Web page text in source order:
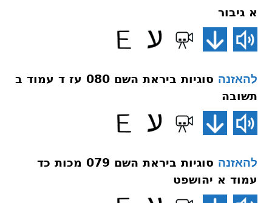
א גיבור
להאזנה
סוגיות ביראת השם 080 עז ד עמוד ב
תשובה
להאזנה
סוגיות ביראת השם 079 מכות כד
עמוד א יהושפט